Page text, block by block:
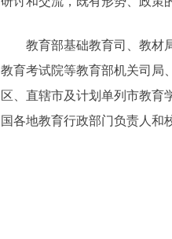
教育部基础教育司、教材局
教育考试院等教育部机关司局
区、直辖市及计划单列市教育
国各地教育行政部门负责人和